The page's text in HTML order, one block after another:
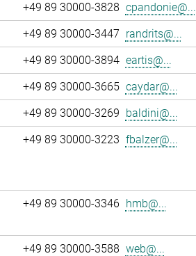
+49 89 30000-3828 cpandonie@...
+49 89 30000-3447 randrits@...
+49 89 30000-3894 eartis@...
+49 89 30000-3665 caydar@...
+49 89 30000-3269 baldini@...
+49 89 30000-3223 fbalzer@...
+49 89 30000-3346 hmb@...
+49 89 30000-3588 web@...